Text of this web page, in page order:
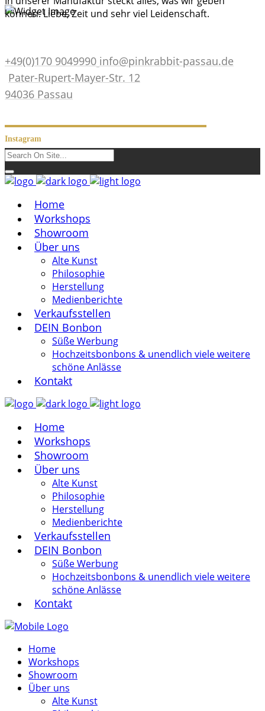
können: Liebe, Zeit und sehr viel Leidenschaft.
+49(0)170 9049990 info@pinkrabbit-passau.de
Pater-Rupert-Mayer-Str. 12
94036 Passau
Instagram
Home
Workshops
Showroom
Über uns
Alte Kunst
Philosophie
Herstellung
Medienberichte
Verkaufsstellen
DEIN Bonbon
Süße Werbung
Hochzeitsbonbons & unendlich viele weitere
schöne Anlässe
Kontakt
Home
Workshops
Showroom
Über uns
Alte Kunst
Philosophie
Herstellung
Medienberichte
Verkaufsstellen
DEIN Bonbon
Süße Werbung
Hochzeitsbonbons & unendlich viele weitere
schöne Anlässe
Kontakt
Home
Workshops
Showroom
Über uns
Alte Kunst